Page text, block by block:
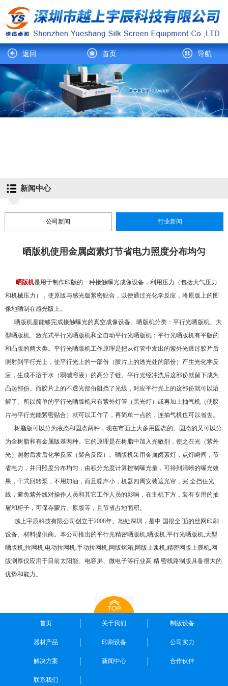
返回 首页 导航
新闻中心
公司新闻 行业新闻
晒版机使用金属卤素灯节省电力照度分布均匀
晒版机是用于制作印版的一种接触曝光成像设备，利用压力（包括大气压力
和机械压力），使原版与感光版紧密贴合，以便通过光化学反应，将原版上的图
像地晒制在感光版上。
晒版机是能够完成接触曝光的真空成像设备。晒版机分类：平行光晒版机、大
型晒版机、激光式平行光晒版机和全自动平行光晒版机；平行光晒版机有平版的
和凸版的两大类。平行光晒版机工作原理是把从灯管中发出的紫外光透过胶片后
照射到平行光上，使平行光上的一部份（胶片上的透光处的部份）产生光化学反
应，生成不溶于水（弱碱溶液）的高分子链。平行光经冲洗后这部份就留下成为
凸起部份。而胶片上的不透光部份阻挡了光线，对应平行光上的这部份就可以溶
解了。所以简单的平行光晒版机只有紫外灯管（黑光灯）或再加上抽气机（使胶
片与平行光能紧密贴合）就可以工作了，再简单一点的，连抽气机也可以省去。
树脂版可以分为液态和固态两种，现在市面上大多用固态的。固态的又可以分
为全树脂和有金属版基两种。它的原理是在树脂中加入光敏剂，使之在光（紫外
光）照射后发后化学反应（聚合反应）。晒版机采用金属卤素灯，点灯瞬间，节
省电力，并日照度分布均匀，由积分光度计算控制曝光量，可得到清晰的曝光效
果，干式回转泵，不用加油，而且噪声小，机器四周安装遮光帘，完 全挡住光
线，避免紫外线对操作人员和其它工作人员的影响，在主机下方，装有专用的抽
屉和柜子，可保存蒙片、原版等，且节省占地面积。
越上宇辰科技有限公司创立于2008年。地处深圳，是中 国很全 面的丝网印刷
设备、材料提供商。本公司推出的平行光精密晒版机,晒版机,平行光晒版机,大型
晒版机,拉网机,电动拉网机,手动拉网机,网版烤箱,网版上浆机,精密网版上膜机,网
版测厚仪应用于目前太阳能、电容屏、微电子等行业高 精 密线路制版具备很大的
优势和能力。
首页 关于我们 制版设备
器材产品 印刷设备 公司实力
解决方案 新闻中心 合作伙伴
联系我们